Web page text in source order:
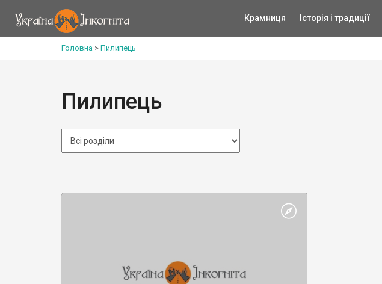
Крамниця Історія і традиції
Головна > Пилипець
Пилипець